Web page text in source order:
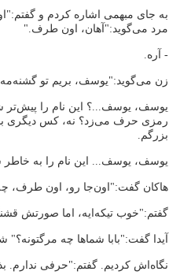
به جای مبهمی اشاره کردم و
مرد می‌گوید:"آهان، اون طرف."
- آره.
زن می‌گوید:"یوسف، بریم تو
یوسف، یوسف...؟ این نام را پیش‌تر
رمزی حرف می‌زد؟ نه، کس دیگری
بزرگم.
یوسف، یوسف... این نام را به خاطر
هاکان گفت:"اون‌جا رو، اون طرف،
گفتم:"خوب تیکه‌ایه، اما صورتش
آیدا گفت:"بابا شماها چه
نگاه‌اش کردیم. گفتم:"حرفی ندارم.